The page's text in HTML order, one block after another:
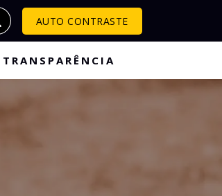
AUTO CONTRASTE
TRANSPARÊNCIA